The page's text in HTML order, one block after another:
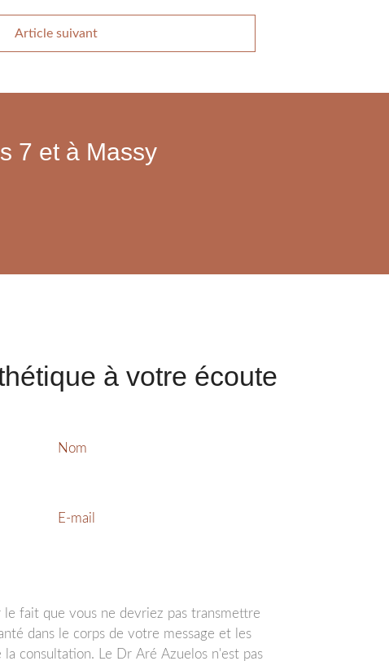
Article suivant
7 et à Massy
à votre écoute
Nom
E-mail